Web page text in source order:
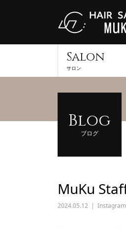
Salon
サロン
Blog
ブログ
MuKu
2024.05.12 Instagram